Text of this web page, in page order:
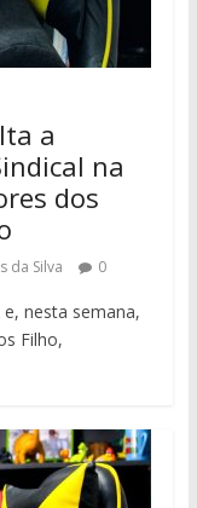
a
na
dos
da Silva 0
nesta semana,
Filho,